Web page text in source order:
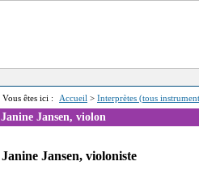
Vous êtes ici : Accueil > Interprètes (tous
Janine Jansen, violon
Janine Jansen, violoniste